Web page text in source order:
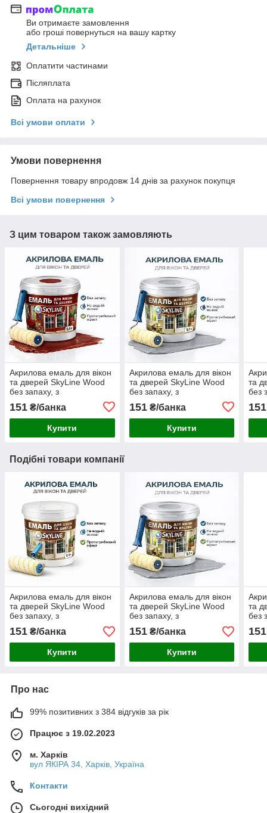
Ви отримаєте замовлення
або гроші повернуться на вашу картку
Детальніше
Оплатити частинами
Післяплата
Оплата на рахунок
Всі умови оплати
Умови повернення
Повернення товару впродовж 14 днів за рахунок покупця
Всі умови повернення
З цим товаром також замовляють
Акрилова емаль для вікон
та дверей SkyLine Wood
без запаху, з
протигрибковим ефектом,
червоно-коричнева, 0.4 л
151 ₴/банка
Купити
Акрилова емаль для вікон
та дверей SkyLine Wood
без запаху, з
протигрибковим ефектом,
сіра, 0.4 л
151₴/банка
Купити
та
без
151
Подібні товари компанії
Акрилова емаль для вікон
та дверей SkyLine Wood
без запаху, з
протигрибковим ефектом,
біла, 0.4 л
151 ₴/банка
Купити
Акрилова емаль для вікон
та дверей SkyLine Wood
без запаху, з
протигрибковим ефектом,
сіра, 0.4 л
151₴/банка
Купити
та
без
151
Про нас
99% позитивних з 384 відгуків за рік
Працює з 19.02.2023
м. Харків
вул ЯКІРА 34, Харків, Україна
Контакти
Сьогодні вихідний